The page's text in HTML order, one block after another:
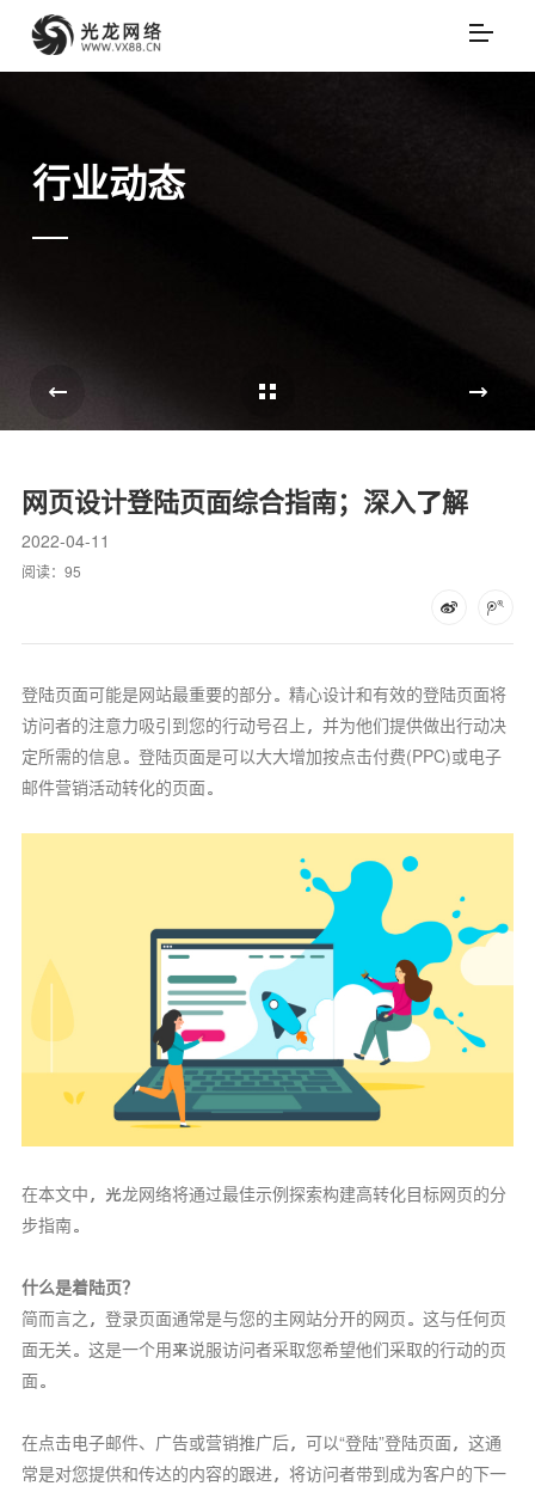
行业动态
网页设计登陆页面综合指南；深入了解
2022-04-11
阅读： 95
登陆页面可能是网站最重要的部分。精心设计和有效的登陆页面将
访问者的注意力吸引到您的行动号召上，并为他们提供做出行动决
定所需的信息。登陆页面是可以大大增加按点击付费(PPC)或电子
邮件营销活动转化的页面。
在本文中，光龙网络将通过最佳示例探索构建高转化目标网页的分
步指南。
什么是着陆页？
简而言之，登录页面通常是与您的主网站分开的网页。这与任何页
面无关。这是一个用来说服访问者采取您希望他们采取的行动的页
面。
在点击电子邮件、广告或营销推广后，可以“登陆”登陆页面，这通
常是对您提供和传达的内容的跟进，将访问者带到成为客户的下一